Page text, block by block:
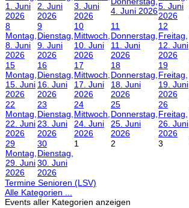
1. Juni
2026
2. Juni
2026
3. Juni
2026
4. Juni 20265. Juni
2026
8
Montag,
8. Juni
2026
9
Dienstag,
9. Juni
2026
10
Mittwoch,
10. Juni
2026
11
Donnerstag,
11. Juni
2026
12
Freitag,
12. Juni
2026
15
Montag,
15. Juni
2026
16
Dienstag,
16. Juni
2026
17
Mittwoch,
17. Juni
2026
18
Donnerstag,
18. Juni
2026
19
Freitag,
19. Juni
2026
22
Montag,
22. Juni
2026
23
Dienstag,
23. Juni
2026
24
Mittwoch,
24. Juni
2026
25
Donnerstag,
25. Juni
2026
26
Freitag,
26. Juni
2026
29
Montag,
29. Juni
2026
30
Dienstag,
30. Juni
2026
1 2 3
Termine Senioren (LSV)
Alle Kategorien ...
Events aller Kategorien anzeigen